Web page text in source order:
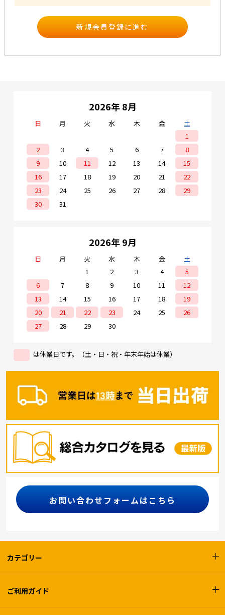
2026年 8月
日 月 火 水 木 金
土
1
2
3 4 5 6 7
8
9
10 11 12 13 14
15
16
17 18 19 20 21
22
23
24 25 26 27 28
29
30
31
2026年 9月
日 月 火 水 木 金
土
1
2 3 4
5
6
7 8 9 10 11
12
13
14 15 16 17 18
19
20
21 22 23 24 25
26
27
28 29 30
は休業日です。（土・日・祝・年末年始は休業）
お問い合わせフォームはこちら
カテゴリー
ご利用ガイド